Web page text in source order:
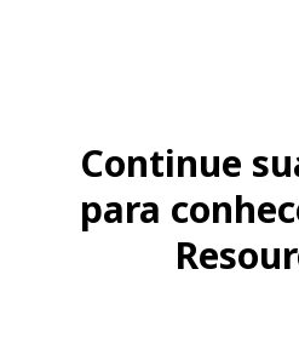
Continue
para